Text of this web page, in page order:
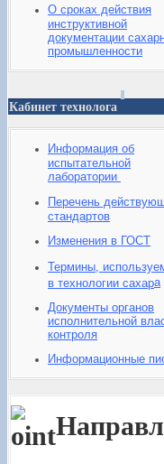
О сроках действия
инструктивной
документации
промышленности
Кабинет технолога
Информация об
испытательной
лаборатории
Перечень
стандартов
Изменения в ГОСТ
Термины,
в технологии сахара
Документы органов
исполнительной
контроля
Информационные